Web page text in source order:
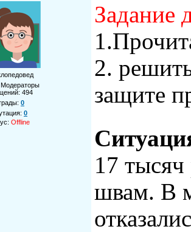
Модераторы
494
0
0
Offline
Задание
2.
защите
17 тысяч
швам. В